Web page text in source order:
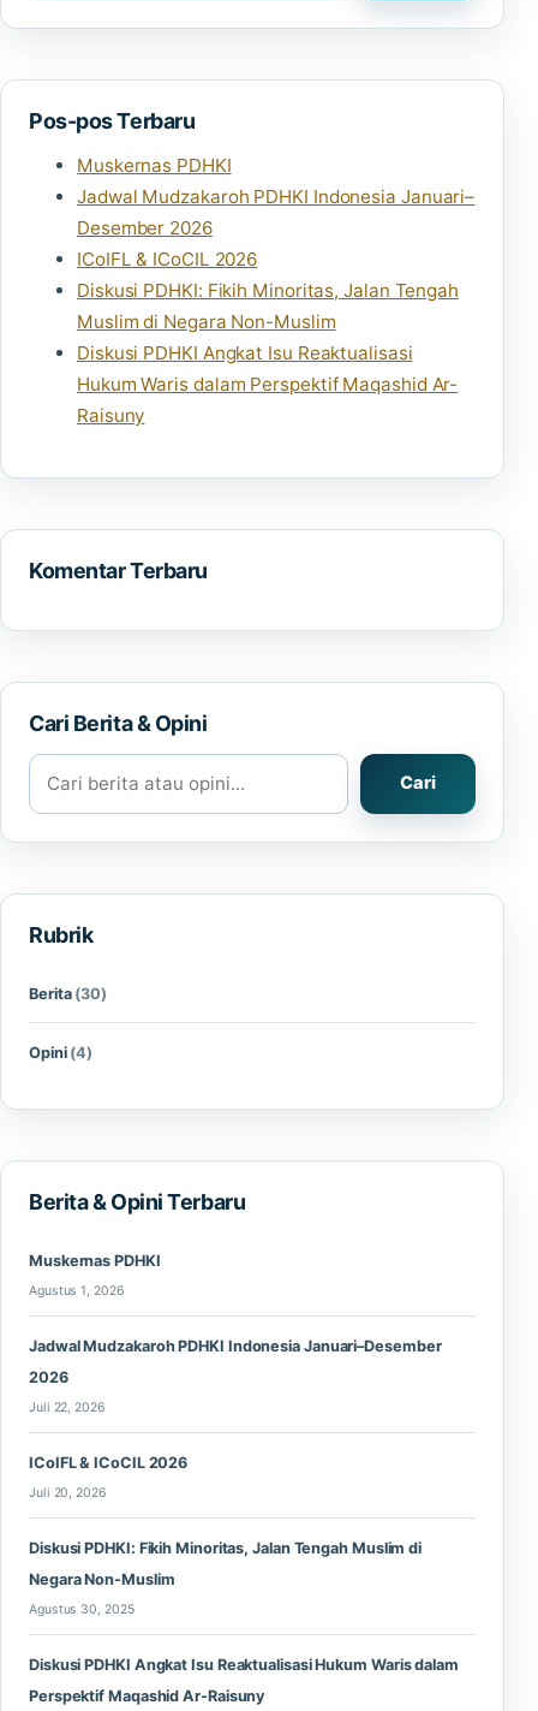
Pos-pos Terbaru
Muskernas PDHKI
Jadwal Mudzakaroh PDHKI Indonesia Januari–
Desember 2026
ICoIFL & ICoCIL 2026
Diskusi PDHKI: Fikih Minoritas, Jalan Tengah
Muslim di Negara Non-Muslim
Diskusi PDHKI Angkat Isu Reaktualisasi
Hukum Waris dalam Perspektif Maqashid Ar-
Raisuny
Komentar Terbaru
Cari Berita & Opini
Cari berita atau opini
Cari
Rubrik
Berita (30)
Opini (4)
Berita & Opini Terbaru
Muskernas PDHKI
Agustus 1, 2026
Jadwal Mudzakaroh PDHKI Indonesia Januari–Desember
2026
Juli 22, 2026
ICoIFL & ICoCIL 2026
Juli 20, 2026
Diskusi PDHKI: Fikih Minoritas, Jalan Tengah Muslim di
Negara Non-Muslim
Agustus 30, 2025
Diskusi PDHKI Angkat Isu Reaktualisasi Hukum Waris dalam
Perspektif Maqashid Ar-Raisuny